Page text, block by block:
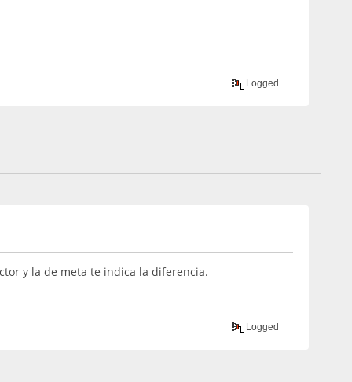
Logged
y la de meta te indica la diferencia.
Logged